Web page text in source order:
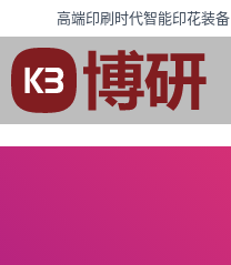
高端印刷时代智能印花装备